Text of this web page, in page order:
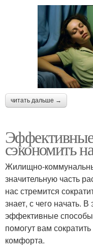
читать дальше →
сэкономить
Жилищно-
значительную часть
нас стремится
знает, с чего начать.
эффективные
помогут вам
комфорта.